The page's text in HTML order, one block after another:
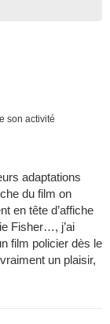
son activité
adaptations
du film on
en tête d’affiche
Fisher…, j’ai
film policier dès le
un plaisir,